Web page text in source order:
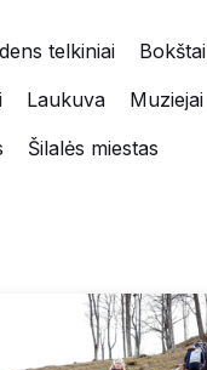
telkiniai Bokštai
Laukuva
Muziejai
Šilalės miestas